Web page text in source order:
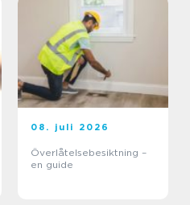
08. juli 2026
Överlåtelsebesiktning –
en guide